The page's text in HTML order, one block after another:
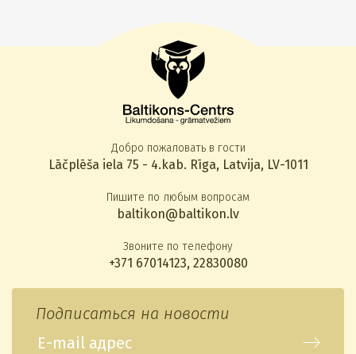
Добро пожаловать в гости
Lāčplēša iela 75 - 4.kab. Rīga, Latvija, LV-1011
Пишите по любым вопросам
baltikon@baltikon.lv
Звоните по телефону
+371 67014123, 22830080
Подписаться на новости